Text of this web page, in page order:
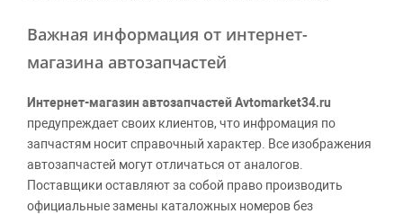
Важная информация от интернет-
магазина автозапчастей
Интернет-магазин автозапчастей Avtomarket34.ru
предупреждает своих клиентов, что инфромация по
запчастям носит справочный характер. Все изображения
автозапчастей могут отличаться от аналогов.
Поставщики оставляют за собой право производить
официальные замены каталожных номеров без